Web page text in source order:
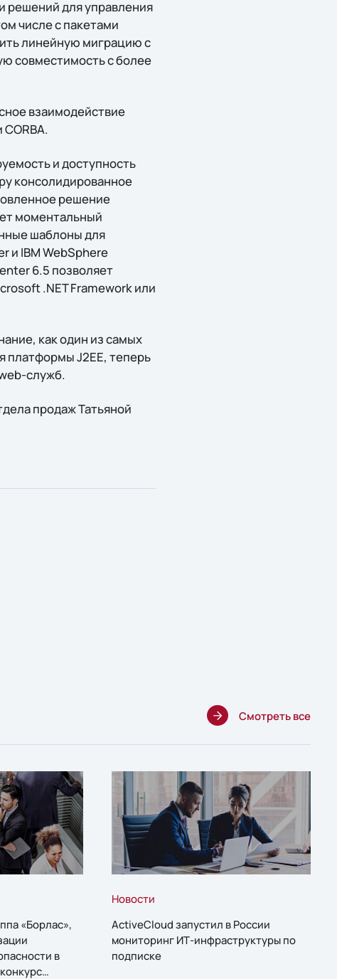
решений для управления
числе с пакетами
линейную миграцию с
совместимость с более
взаимодействие
и доступность
консолидированное
решение
моментальный
шаблоны для
и IBM WebSphere
6.5 позволяет
.NET Framework или
как один из самых
платформы J2EE, теперь
служб.
продаж Татьяной
Смотреть все
«Борлас»,
в
Новости
ActiveCloud запустил в России
мониторинг ИТ-инфраструктуры по
подписке